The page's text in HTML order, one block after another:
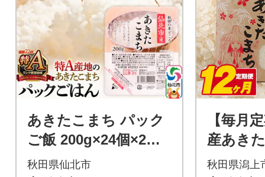
あきたこまち パック
ご飯 200g×24個×2回
秋田県 3ヶ月毎発送|0
秋田県仙北市
【毎月
産あき
お助け
秋田県潟上